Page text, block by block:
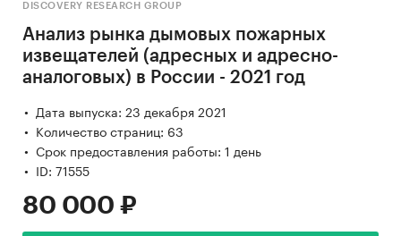
DISCOVERY RESEARCH GROUP
Анализ рынка дымовых пожарных
извещателей (адресных и адресно-
аналоговых) в России - 2021 год
Дата выпуска: 23 декабря 2021
Количество страниц: 63
Срок предоставления работы: 1 день
ID: 71555
80 000 ₽